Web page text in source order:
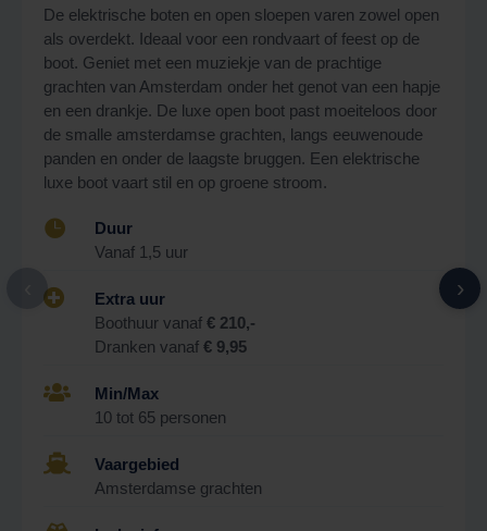
De elektrische boten en open sloepen varen zowel open
als overdekt. Ideaal voor een rondvaart of feest op de
boot. Geniet met een muziekje van de prachtige
grachten van Amsterdam onder het genot van een hapje
en een drankje. De luxe open boot past moeiteloos door
de smalle amsterdamse grachten, langs eeuwenoude
panden en onder de laagste bruggen. Een elektrische
luxe boot vaart stil en op groene stroom.

Duur
Vanaf 1,5 uur

Extra uur
Boothuur vanaf € 210,-
Dranken vanaf € 9,95

Min/Max
10 tot 65 personen

Vaargebied
Amsterdamse grachten
›